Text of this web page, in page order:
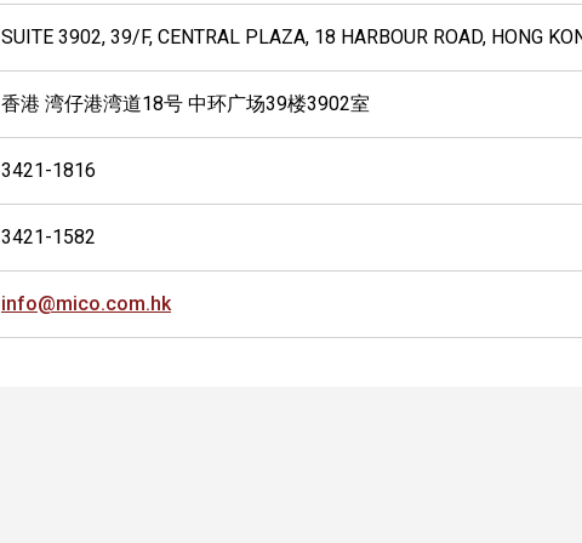
SUITE 3902, 39/F, CENTRAL PLAZA, 18 HARBOUR ROAD, HONG
香港 湾仔港湾道18号 中环广场39楼3902室
3421-1816
3421-1582
info@mico.com.hk